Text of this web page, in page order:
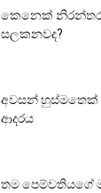
කෙනෙක්
සලකනවද?
අවසන් හුස්මතෙක්
ආදරය
තම පෙම්වතියගේ